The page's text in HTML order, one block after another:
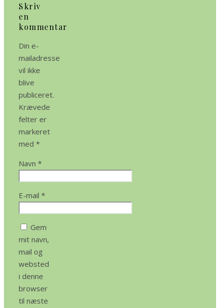
Skriv
en
kommentar
Din e-
mailadresse
vil ikke
blive
publiceret.
Krævede
felter er
markeret
med *
Navn *
E-mail *
Gem
mit navn,
mail og
websted
i denne
browser
til næste